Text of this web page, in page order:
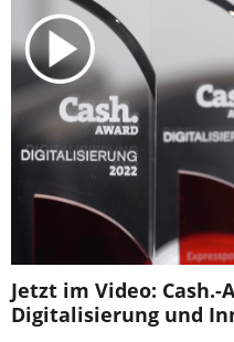
Jetzt im Video: Cash.-
Digitalisierung und